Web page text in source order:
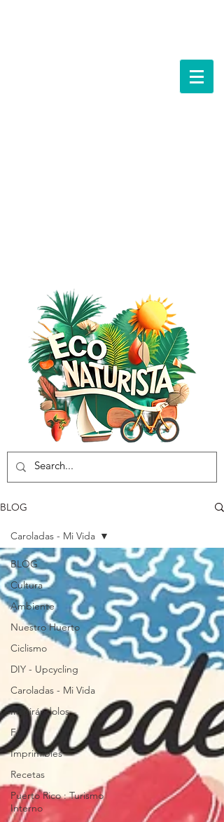
BLOG
BLOG
Cultura
Ambiente
Nuestro Huerto
Ciclismo
DIY - Upcycling
Caroladas - Mi Vida
Inspirándolos
Fe
Imprimibles
Recetas
Puerto Rico : Turismo
Interno
Caroladas - Mi Vida